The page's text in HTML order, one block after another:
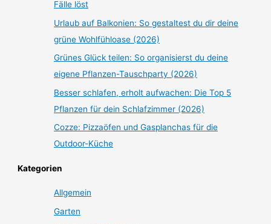
Fälle löst
Urlaub auf Balkonien: So gestaltest du dir deine
grüne Wohlfühloase (2026)
Grünes Glück teilen: So organisierst du deine
eigene Pflanzen-Tauschparty (2026)
Besser schlafen, erholt aufwachen: Die Top 5
Pflanzen für dein Schlafzimmer (2026)
Cozze: Pizzaöfen und Gasplanchas für die
Outdoor-Küche
Kategorien
Allgemein
Garten